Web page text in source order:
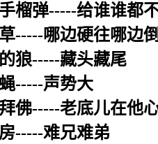
榴弹-----给谁谁都
-----哪边硬往哪边
狼-----藏头藏尾
-----声势大
佛-----老底儿在他
-----难兄难弟